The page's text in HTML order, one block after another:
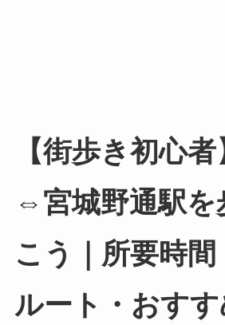
【街歩き初心
⇔宮城野通駅を
こう｜所要時間
ルート・おす